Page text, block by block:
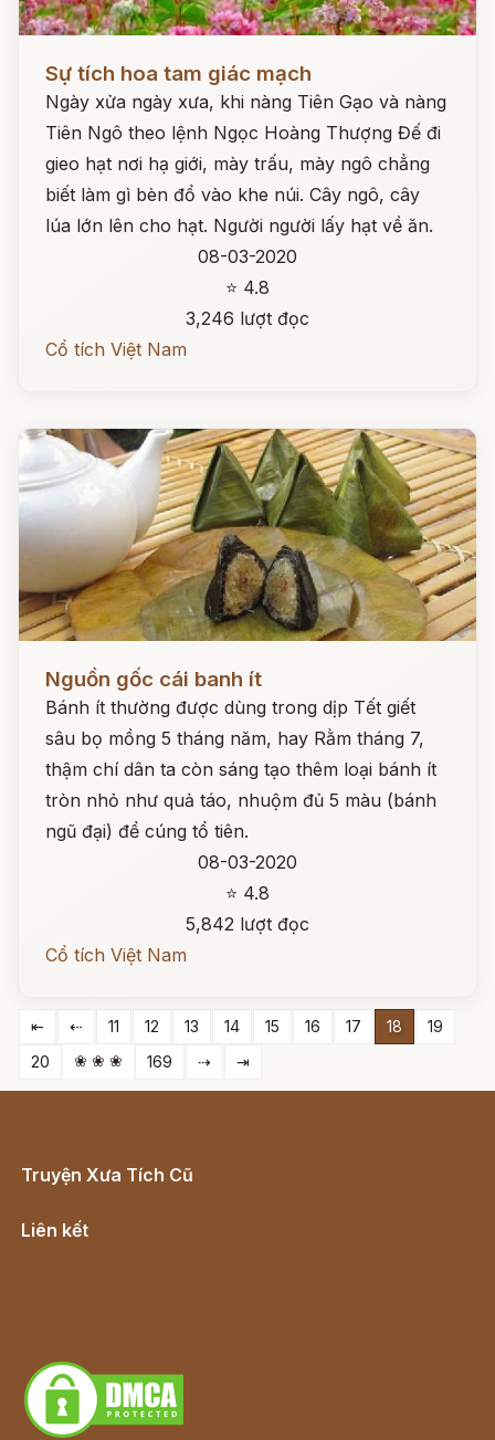
Sự tích hoa tam giác mạch
Ngày xửa ngày xưa, khi nàng Tiên Gạo và nàng
Tiên Ngô theo lệnh Ngọc Hoàng Thượng Đế đi
gieo hạt nơi hạ giới, mày trấu, mày ngô chẳng
biết làm gì bèn đổ vào khe núi. Cây ngô, cây
lúa lớn lên cho hạt. Người người lấy hạt về ăn.
08-03-2020
⭐ 4.8
3,246 lượt đọc
Cổ tích Việt Nam
Đọc ngay
Nguồn gốc cái banh ít
Bánh ít thường được dùng trong dịp Tết giết
sâu bọ mồng 5 tháng năm, hay Rằm tháng 7,
thậm chí dân ta còn sáng tạo thêm loại bánh ít
tròn nhỏ như quả táo, nhuộm đủ 5 màu (bánh
ngũ đại) để cúng tổ tiên.
08-03-2020
⭐ 4.8
5,842 lượt đọc
Cổ tích Việt Nam
⇤ ⇠ 11 12 13 14 15 16 17 18
19
20
❀ ❀ ❀ 169 ⇢ ⇥
Truyện Xưa Tích Cũ
Liên kết